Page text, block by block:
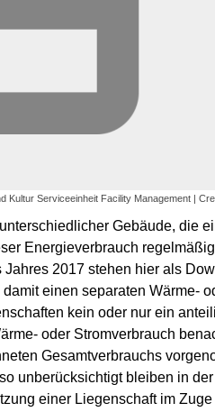
Kultur Serviceeinheit Facility Management |
Gebäude, die
Energieverbrauch
2017 stehen hier als
einen separaten Wärme-
kein oder nur ein
oder Stromverbrauch
Gesamtverbrauchs
unberücksichtigt bleiben in
einer Liegenschaft im